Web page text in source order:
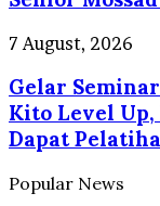
2
Pejabat
Senior
Mossad
Israel
Dipecat
Gelar
dan
Pelatihan
UMKM
Wong
Level
7 August, 2026
Gelar
Kito Level Up,
Dapat
Popular News